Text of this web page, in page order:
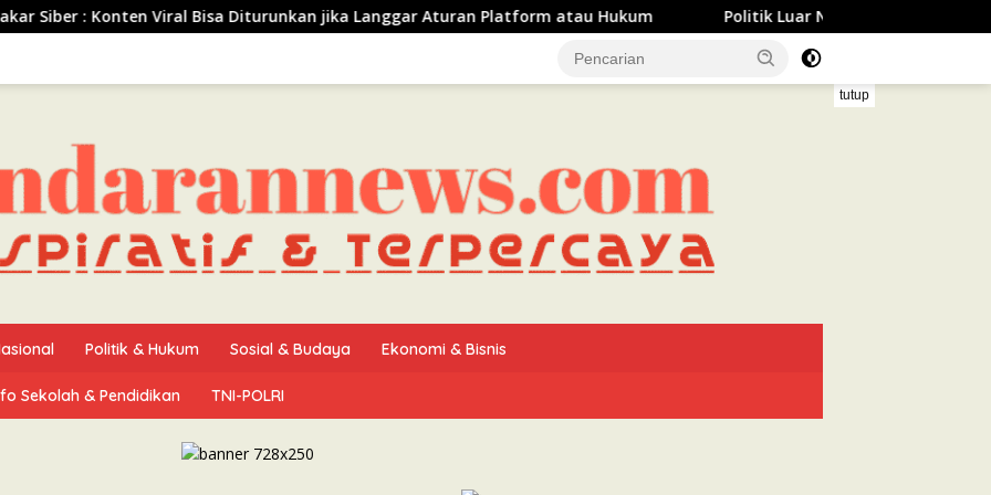
Viral Bisa Diturunkan jika Langgar Aturan Platform atau Hukum Politik Luar Negeri Nonblok Perkuat Kepercayaan
tutup
Politik & Hukum Sosial & Budaya Ekonomi & Bisnis
Sekolah & Pendidikan TNI-POLRI